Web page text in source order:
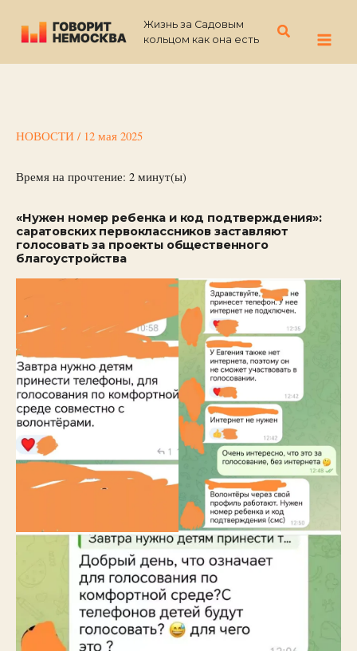
содержимому
Жизнь за Садовым
кольцом как она есть
Поиск
НОВОСТИ / 12 мая 2025
Время на прочтение: 2 минут(ы)
«Нужен номер ребенка и код подтверждения»:
саратовских первоклассников заставляют
голосовать за проекты общественного
благоустройства